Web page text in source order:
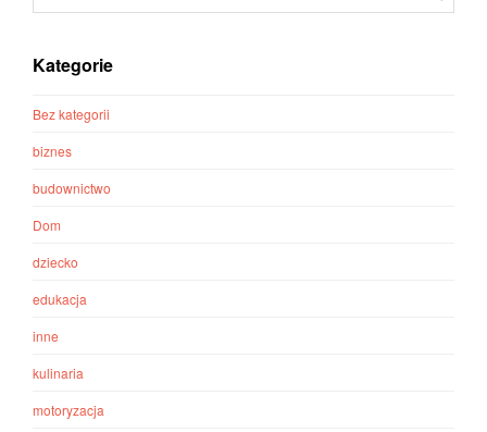
Kategorie
Bez kategorii
biznes
budownictwo
Dom
dziecko
edukacja
inne
kulinaria
motoryzacja